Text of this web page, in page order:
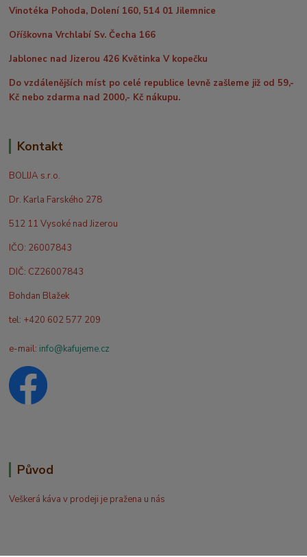
Vinotéka Pohoda, Dolení 160, 514 01 Jilemnice
Oříškovna Vrchlabí Sv. Čecha 166
Jablonec nad Jizerou 426 Květinka V kopečku
Do vzdálenějších míst po celé republice levně zašleme již od 59,-
Kč nebo zdarma nad 2000,- Kč nákupu.
Kontakt
BOLIJA s.r.o.
Dr. Karla Farského 278
512 11 Vysoké nad Jizerou
IČO: 26007843
DIČ: CZ26007843
Bohdan Blažek
tel: +420 602 577 209
e-mail: info@kafujeme.cz
Původ
Veškerá káva v prodeji je pražena u nás